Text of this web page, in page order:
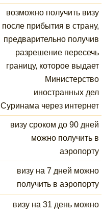
возможно получить визу
после прибытия в страну,
предварительно получив
разрешение пересечь
границу, которое выдает
Министерство
иностранных дел
Суринама через интернет
визу сроком до 90 дней
можно получить в
аэропорту
визу на 7 дней можно
получить в аэропорту
визу на 31 день можно